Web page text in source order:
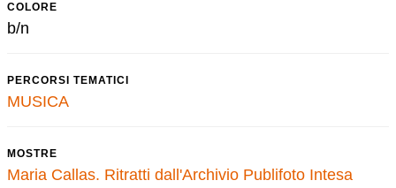
COLORE
b/n
PERCORSI TEMATICI
MUSICA
MOSTRE
Maria Callas. Ritratti dall'Archivio Publifoto Intesa